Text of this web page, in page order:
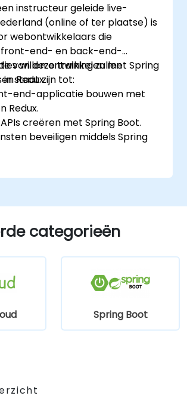
instructeur geleide live-
(online of ter plaatse) is
webontwikkelaars die
front-end- en back-end-
willen ontwikkelen met Spring
Redux.
van deze training zullen
staat zijn tot:
end-applicatie bouwen met
Redux.
APIs creëren met Spring Boot.
beveiligen middels Spring
categorieën
Spring Boot